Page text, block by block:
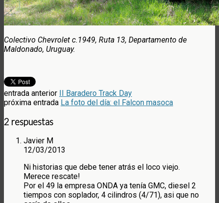
Colectivo Chevrolet c.1949, Ruta 13, Departamento de
Maldonado, Uruguay.
entrada anterior II Baradero Track Day
próxima entrada La foto del día: el Falcon masoca
2 respuestas
Javier M
12/03/2013
Ni historias que debe tener atrás el loco viejo.
Merece rescate!
Por el 49 la empresa ONDA ya tenía GMC, diesel 2
tiempos con soplador, 4 cilindros (4/71), asi que no